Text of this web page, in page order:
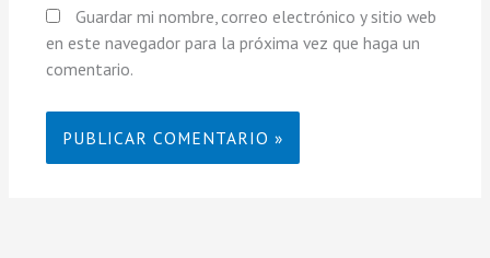
Guardar mi nombre, correo electrónico y sitio web
en este navegador para la próxima vez que haga un
comentario.